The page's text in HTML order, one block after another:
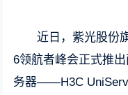
近日，紫光股份
6领航者峰会正式推
务器——H3C